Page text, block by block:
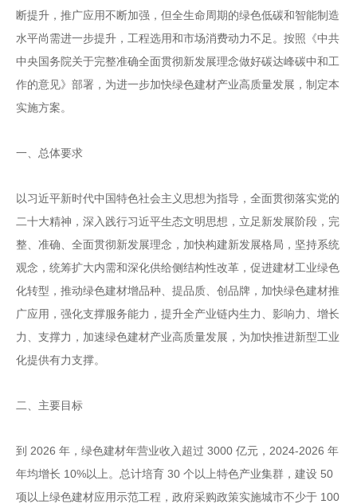
断提升，推广应用不断加强，但全生命周期的绿色低碳和智能制造
水平尚需进一步提升，工程选用和市场消费动力不足。按照《中共
中央国务院关于完整准确全面贯彻新发展理念做好碳达峰碳中和工
作的意见》部署，为进一步加快绿色建材产业高质量发展，制定本
实施方案。
一、总体要求
以习近平新时代中国特色社会主义思想为指导，全面贯彻落实党的
二十大精神，深入践行习近平生态文明思想，立足新发展阶段，完
整、准确、全面贯彻新发展理念，加快构建新发展格局，坚持系统
观念，统筹扩大内需和深化供给侧 结构性改革，促进建材工业绿色
化转型，推动绿色建材增品种、提品质、创品牌，加快绿色建材推
广应用，强化支撑服务能力，提升全产业链内生力、影响力、增长
力、支撑力， 加速绿色建材产业高质量发展，为加快推进新型工业
化提供有力支撑。
二、主要目标
到 2026 年，绿色建材年营业收入超过 3000 亿元， 2024-2026 年
年均增长 10%以上。总计培育 30 个以上特色产业集群，建设 50
项以上绿色建材应用示范工程，政府采购政策实施城市不少于 100